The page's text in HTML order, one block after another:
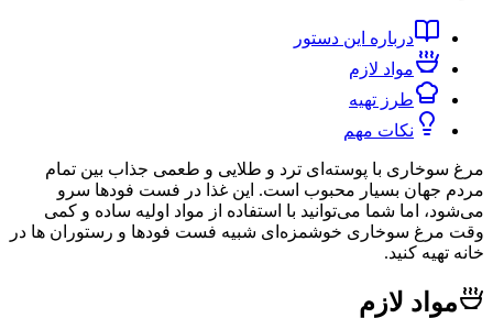
درباره این دستور
مواد لازم
طرز تهیه
نکات مهم
با پوسته‌ای ترد و طلایی و طعمی جذاب بین تمام
بسیار محبوب است. این غذا در فست فودها سرو
اما شما می‌توانید با استفاده از مواد اولیه ساده و کمی
سوخاری خوشمزه‌ای شبیه فست فودها و رستوران ها در
کنید.
لازم